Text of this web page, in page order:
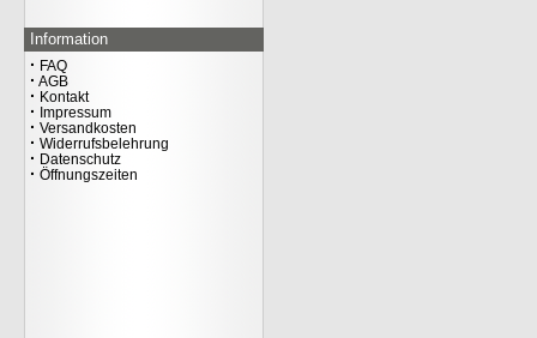
Information
· FAQ
· AGB
· Kontakt
· Impressum
· Versandkosten
· Widerrufsbelehrung
· Datenschutz
· Öffnungszeiten